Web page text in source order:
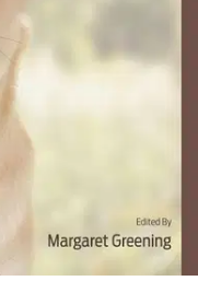
tietokirjasarja, joka
tarjoaa syvätietoa
rodun
Jokainen kirja esittelee
erinomaisesti myös
tietoa chihuahuasta,
koiran
ja